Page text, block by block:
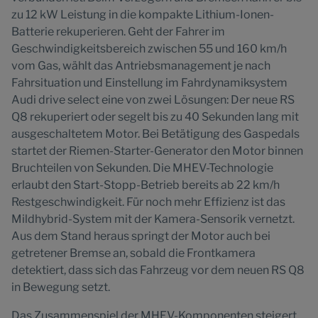
zu 12 kW Leistung in die kompakte Lithium-Ionen-
Batterie rekuperieren. Geht der Fahrer im
Geschwindigkeitsbereich zwischen 55 und 160 km/h
vom Gas, wählt das Antriebsmanagement je nach
Fahrsituation und Einstellung im Fahrdynamiksystem
Audi drive select eine von zwei Lösungen: Der neue RS
Q8 rekuperiert oder segelt bis zu 40 Sekunden lang mit
ausgeschaltetem Motor. Bei Betätigung des Gaspedals
startet der Riemen-Starter-Generator den Motor binnen
Bruchteilen von Sekunden. Die MHEV-Technologie
erlaubt den Start-Stopp-Betrieb bereits ab 22 km/h
Restgeschwindigkeit. Für noch mehr Effizienz ist das
Mildhybrid-System mit der Kamera-Sensorik vernetzt.
Aus dem Stand heraus springt der Motor auch bei
getretener Bremse an, sobald die Frontkamera
detektiert, dass sich das Fahrzeug vor dem neuen RS Q8
in Bewegung setzt.